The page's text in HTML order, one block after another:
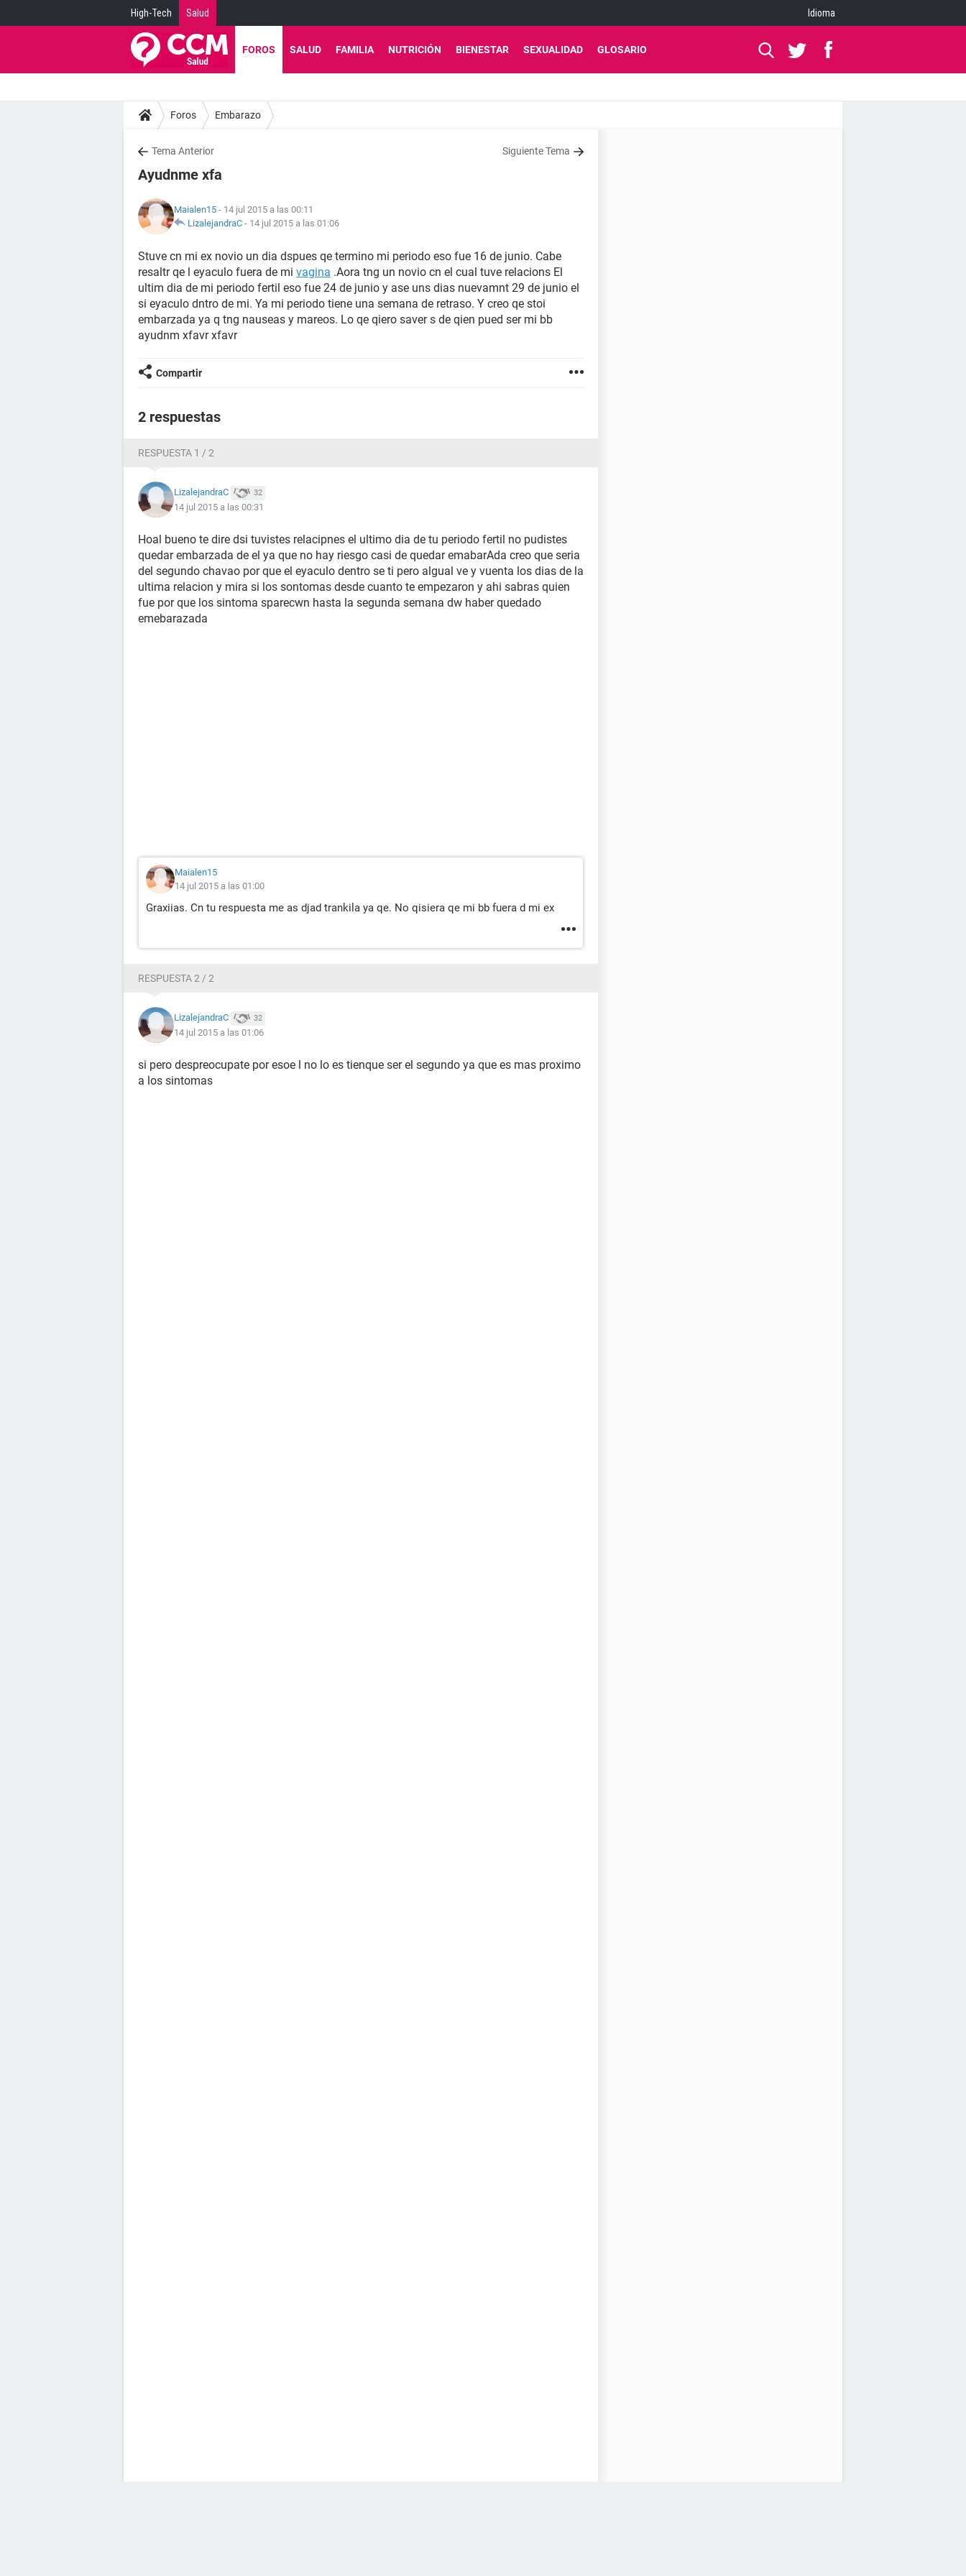
High-Tech Salud Idioma
FOROS SALUD FAMILIA NUTRICIÓN BIENESTAR SEXUALIDAD GLOSARIO
Foros Embarazo
Tema Anterior Siguiente Tema
Ayudnme xfa
Maialen15 - 14 jul 2015 a las 00:11
LizalejandraC - 14 jul 2015 a las 01:06
Stuve cn mi ex novio un dia dspues qe termino mi periodo eso fue 16 de junio. Cabe
resaltr qe l eyaculo fuera de mi vagina .Aora tng un novio cn el cual tuve relacions El
ultim dia de mi periodo fertil eso fue 24 de junio y ase uns dias nuevamnt 29 de junio el
si eyaculo dntro de mi. Ya mi periodo tiene una semana de retraso. Y creo qe stoi
embarzada ya q tng nauseas y mareos. Lo qe qiero saver s de qien pued ser mi bb
ayudnm xfavr xfavr
Compartir
2 respuestas
RESPUESTA 1 / 2
LizalejandraC 32
14 jul 2015 a las 00:31
Hoal bueno te dire dsi tuvistes relacipnes el ultimo dia de tu periodo fertil no pudistes
quedar embarzada de el ya que no hay riesgo casi de quedar emabarAda creo que seria
del segundo chavao por que el eyaculo dentro se ti pero algual ve y vuenta los dias de la
ultima relacion y mira si los sontomas desde cuanto te empezaron y ahi sabras quien
fue por que los sintoma sparecwn hasta la segunda semana dw haber quedado
emebarazada
Maialen15
14 jul 2015 a las 01:00
Graxiias. Cn tu respuesta me as djad trankila ya qe. No qisiera qe mi bb fuera d mi ex
RESPUESTA 2 / 2
LizalejandraC 32
14 jul 2015 a las 01:06
si pero despreocupate por esoe l no lo es tienque ser el segundo ya que es mas proximo
a los sintomas